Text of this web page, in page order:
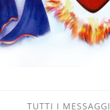
TUTTI I MESSAGGI